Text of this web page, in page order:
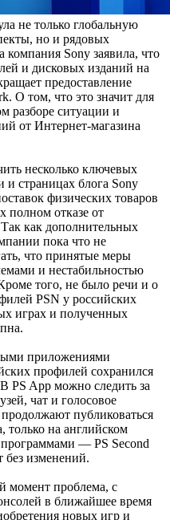
не только глобальную
но и рядовых
компания Sony заявила, что
и дисковых изданий на
предоставление
О том, что это значит для
разборе ситуации и
от Интернет-магазина
несколько ключевых
страницах блога Sony
физических товаров
полном отказе от
как дополнительных
пока что не
что принятые меры
и нестабильностью
того, не было речи и о
PSN у российских
играх и полученных
приложениями
профилей сохранился
PS App можно следить за
чат и голосовое
публиковаться
только на английском
— PS Second
без изменений.
момент проблема, с
в ближайшее время
новых игр и